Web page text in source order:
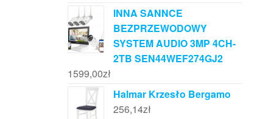
INNA SANNCE
BEZPRZEWODOWY
SYSTEM AUDIO 3MP 4CH-
2TB SEN44WEF274GJ2
1599,00zł
Halmar Krzesło Bergamo
256,14zł